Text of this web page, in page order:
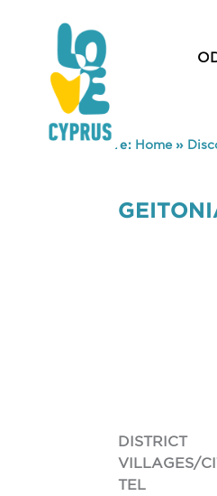
You are here: Home»
DISTRICT
VILLAGES/
TEL